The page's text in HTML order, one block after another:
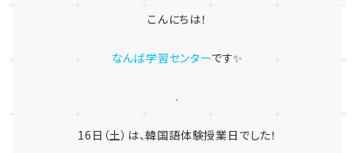
こんにちは！
なんば学習センターです✨
.
16日（土）は、韓国語体験授業日でした！